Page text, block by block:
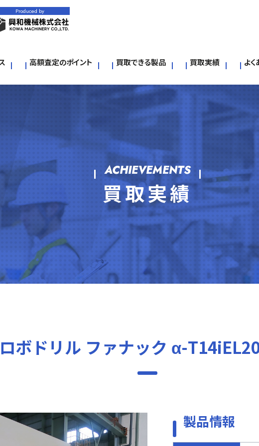
Produced by
高額査定のポイント 買取できる製品 買取実績 よ
ACHIEVEMENTS
買取実績
ロボドリル ファナック α-
製品情報